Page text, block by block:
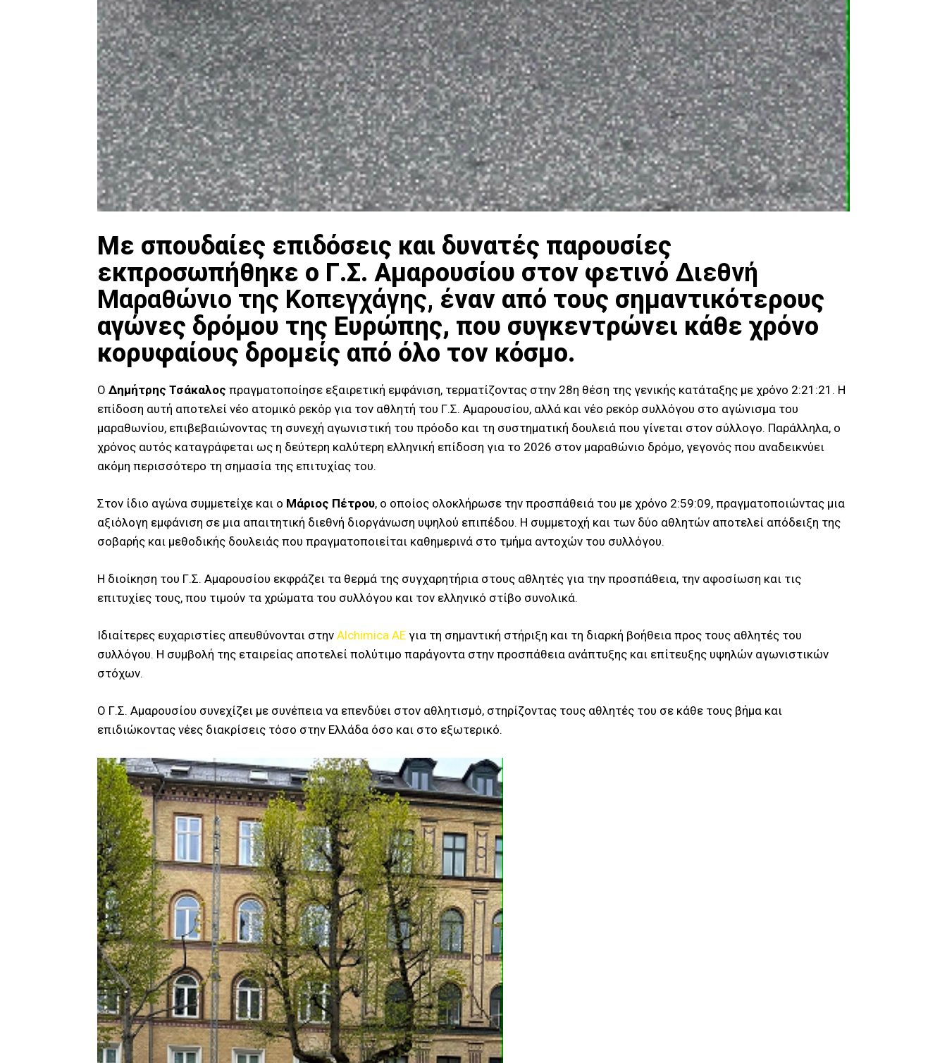
Με σπουδαίες επιδόσεις και δυνατές παρουσίες
εκπροσωπήθηκε ο Γ.Σ. Αμαρουσίου στον φετινό Διεθνή
Μαραθώνιο της Κοπεγχάγης, έναν από τους σημαντικότερους
αγώνες δρόμου της Ευρώπης, που συγκεντρώνει κάθε χρόνο
κορυφαίους δρομείς από όλο τον κόσμο.
Ο Δημήτρης Τσάκαλος πραγματοποίησε εξαιρετική εμφάνιση, τερματίζοντας στην 28η θέση της γενικής κατάταξης με χρόνο 2:21:21. Η
επίδοση αυτή αποτελεί νέο ατομικό ρεκόρ για τον αθλητή του Γ.Σ. Αμαρουσίου, αλλά και νέο ρεκόρ συλλόγου στο αγώνισμα του
μαραθωνίου, επιβεβαιώνοντας τη συνεχή αγωνιστική του πρόοδο και τη συστηματική δουλειά που γίνεται στον σύλλογο. Παράλληλα, ο
χρόνος αυτός καταγράφεται ως η δεύτερη καλύτερη ελληνική επίδοση για το 2026 στον μαραθώνιο δρόμο, γεγονός που αναδεικνύει
ακόμη περισσότερο τη σημασία της επιτυχίας του.
Στον ίδιο αγώνα συμμετείχε και ο Μάριος Πέτρου, ο οποίος ολοκλήρωσε την προσπάθειά του με χρόνο 2:59:09, πραγματοποιώντας μια
αξιόλογη εμφάνιση σε μια απαιτητική διεθνή διοργάνωση υψηλού επιπέδου. Η συμμετοχή και των δύο αθλητών αποτελεί απόδειξη της
σοβαρής και μεθοδικής δουλειάς που πραγματοποιείται καθημερινά στο τμήμα αντοχών του συλλόγου.
Η διοίκηση του Γ.Σ. Αμαρουσίου εκφράζει τα θερμά της συγχαρητήρια στους αθλητές για την προσπάθεια, την αφοσίωση και τις
επιτυχίες τους, που τιμούν τα χρώματα του συλλόγου και τον ελληνικό στίβο συνολικά.
Ιδιαίτερες ευχαριστίες απευθύνονται στην Alchimica AE για τη σημαντική στήριξη και τη διαρκή βοήθεια προς τους αθλητές του
συλλόγου. Η συμβολή της εταιρείας αποτελεί πολύτιμο παράγοντα στην προσπάθεια ανάπτυξης και επίτευξης υψηλών αγωνιστικών
στόχων.
Ο Γ.Σ. Αμαρουσίου συνεχίζει με συνέπεια να επενδύει στον αθλητισμό, στηρίζοντας τους αθλητές του σε κάθε τους βήμα και
επιδιώκοντας νέες διακρίσεις τόσο στην Ελλάδα όσο και στο εξωτερικό.